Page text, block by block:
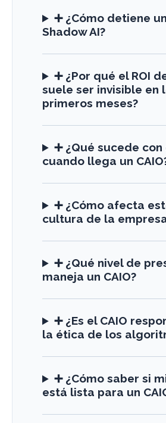
➕ ¿Cómo detiene
Shadow AI?
➕ ¿Por qué el ROI
suele ser invisible en
primeros meses?
➕ ¿Qué sucede con
cuando llega un
➕ ¿Cómo afecta
cultura de la
➕ ¿Qué nivel de
maneja un CAIO?
➕ ¿Es el CAIO
la ética de los
➕ ¿Cómo saber si
está lista para un